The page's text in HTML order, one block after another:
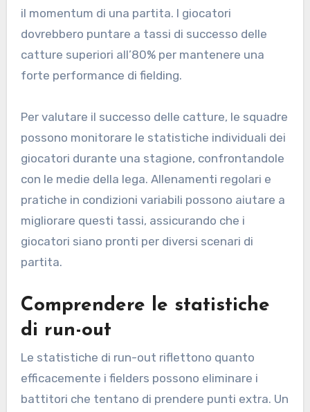
il momentum di una partita. I giocatori
dovrebbero puntare a tassi di successo delle
catture superiori all’80% per mantenere una
forte performance di fielding.
Per valutare il successo delle catture, le squadre
possono monitorare le statistiche individuali dei
giocatori durante una stagione, confrontandole
con le medie della lega. Allenamenti regolari e
pratiche in condizioni variabili possono aiutare a
migliorare questi tassi, assicurando che i
giocatori siano pronti per diversi scenari di
partita.
Comprendere le statistiche
di run-out
Le statistiche di run-out riflettono quanto
efficacemente i fielders possono eliminare i
battitori che tentano di prendere punti extra. Un